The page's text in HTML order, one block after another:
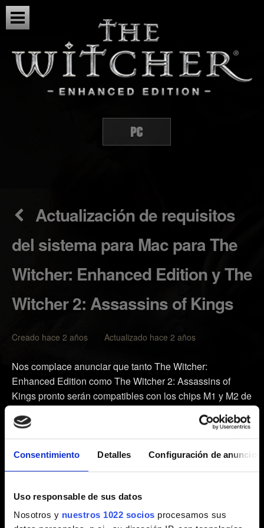
Consentimiento Detalles Configuración de anuncios
Uso responsable de sus datos
Nosotros y nuestros 1022 socios procesamos sus
Actualización de requisitos
del sistema para Mac para The
Witcher: Enhanced Edition y The
Witcher 2: Assassins of Kings
Creado hace 2 años Actualizado hace 2 años
Nos complace anunciar que tanto The Witcher:
Enhanced Edition como The Witcher 2: Assassins of
Kings pronto serán compatibles con los chips M1 y M2 de
Apple Silicon y el sistema operativo macOS Ventura.
Sin embargo, dejaremos de ofrecer soporte técnico para
OS X 10.7.5, OS X 10.8.2 y macOS 10.15, y
cambiaremos el requisito mínimo de macOS a macOS
la gestión de memoria compatible con JIT y la
infraestructura de mandos de juego para Apple requieren